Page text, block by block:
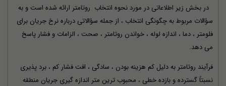
در بخش زیر اطلاعاتی در مورد نحوه انتخاب روتامتر ارائه شده است و به
سؤالات مربوط به چگونگی انتخاب ، از جمله سؤالاتی درباره نرخ جریان برای
فلومتر ، دما ، اندازه لوله ، خواندن روتامتر ، صحت ، الزامات و فشار پاسخ
می دهد.
فرآیند روتامتر به دلیل کم هزینه بودن ، سادگی ، افت فشار کم ، برد پذیری
نسبتاً گسترده و بازده خطی ، محبوب ترین متر اندازه گیری جریان منطقه